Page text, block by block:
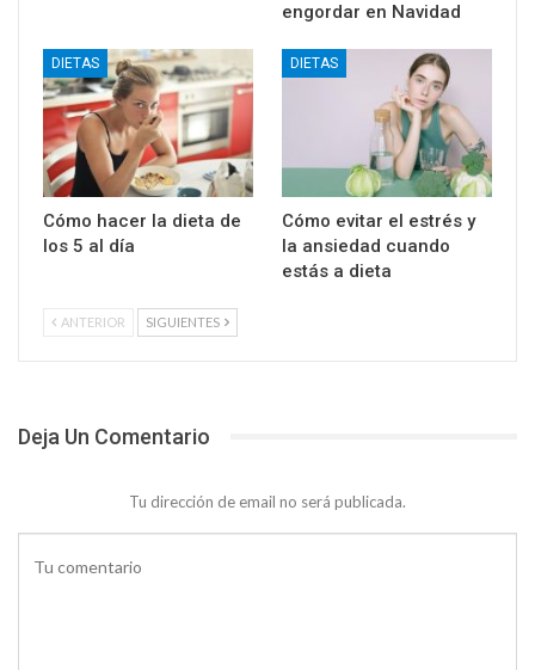
engordar en Navidad
DIETAS
Cómo hacer la dieta de
los 5 al día
DIETAS
Cómo evitar el estrés y
la ansiedad cuando
estás a dieta
ANTERIOR SIGUIENTES
Deja Un Comentario
Tu dirección de email no será publicada.